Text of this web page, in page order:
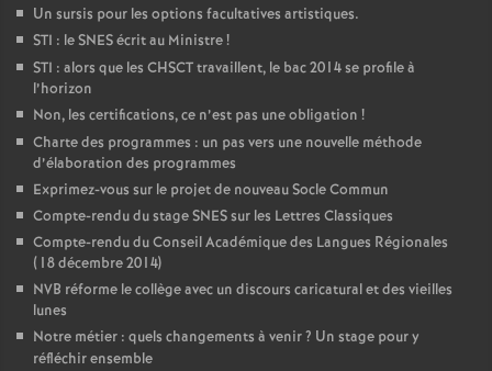
Un sursis pour les options facultatives artistiques.
STI : le SNES écrit au Ministre!
STI : alors que les CHSCT travaillent, le bac 2014 se profile à
l’horizon
Non, les certifications, ce n’est pas une obligation !
Charte des programmes : un pas vers une nouvelle méthode
d’élaboration des programmes
Exprimez-vous sur le projet de nouveau Socle Commun
Compte-rendu du stage SNES sur les Lettres Classiques
Compte-rendu du Conseil Académique des Langues Régionales
(18 décembre 2014)
NVB réforme le collège avec un discours caricatural et des vieilles
lunes
Notre métier : quels changements à venir? Un stage pour y
réfléchir ensemble